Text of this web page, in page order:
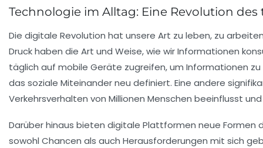
Technologie im Alltag: Eine Revolution
Die digitale Revolution hat unsere Art zu leben, zu
Druckhaben die Art und Weise, wie wir Informationen
täglich auf mobile Geräte zugreifen, um Informationen
das soziale Miteinander neu definiert. Eine andere
Verkehrsverhalten von Millionen Menschen beeinflusst
Darüber hinaus bieten digitale Plattformen neue Formen
sowohl Chancen als auch Herausforderungen mit sich